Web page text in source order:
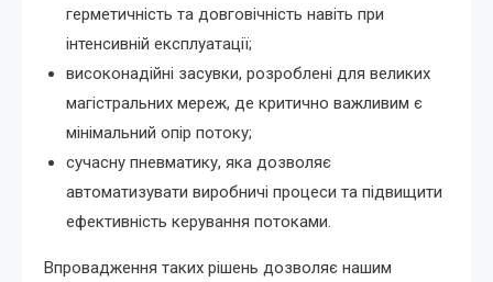
герметичність та довговічність навіть при
інтенсивній експлуатації;
високонадійні засувки, розроблені для великих
магістральних мереж, де критично важливим є
мінімальний опір потоку;
сучасну пневматику, яка дозволяє
автоматизувати виробничі процеси та підвищити
ефективність керування потоками.
Впровадження таких рішень дозволяє нашим